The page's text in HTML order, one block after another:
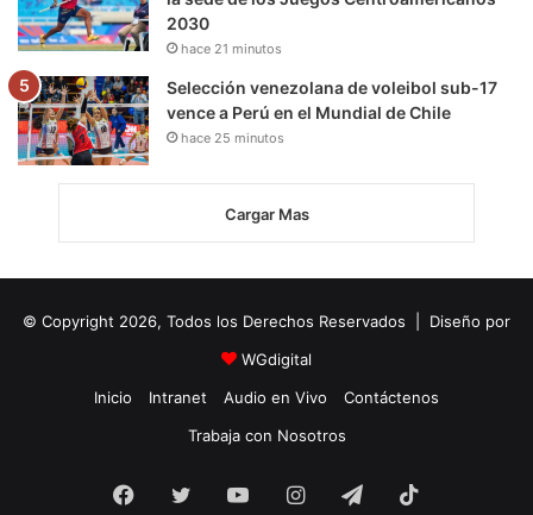
2030
hace 21 minutos
Selección venezolana de voleibol sub-17
vence a Perú en el Mundial de Chile
hace 25 minutos
Cargar Mas
© Copyright 2026, Todos los Derechos Reservados | Diseño por
WGdigital
Inicio
Intranet Audio en Vivo
Contáctenos
Trabaja con Nosotros
Facebook
Twitter YouTubeInstagramTelegram